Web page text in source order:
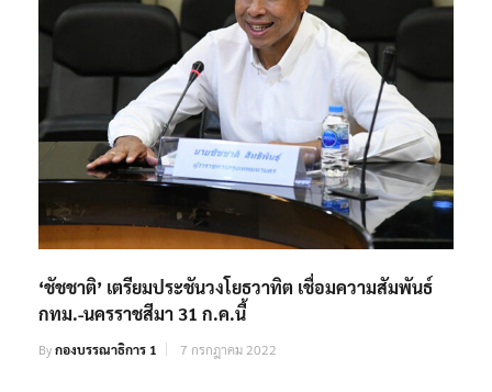
‘ชัชชาติ’ เตรียมประชันวงโยธวาทิต เชื่อมความสัมพันธ์
กทม.-นครราชสีมา 31 ก.ค.นี้
Byกองบรรณาธิการ 1 7 กรกฎาคม 2022